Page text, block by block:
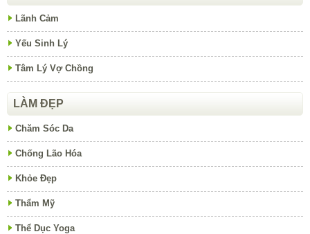
Lãnh Cảm
Yếu Sinh Lý
Tâm Lý Vợ Chồng
LÀM ĐẸP
Chăm Sóc Da
Chống Lão Hóa
Khỏe Đẹp
Thẩm Mỹ
Thể Dục Yoga